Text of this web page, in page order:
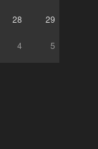
28 29
4 5